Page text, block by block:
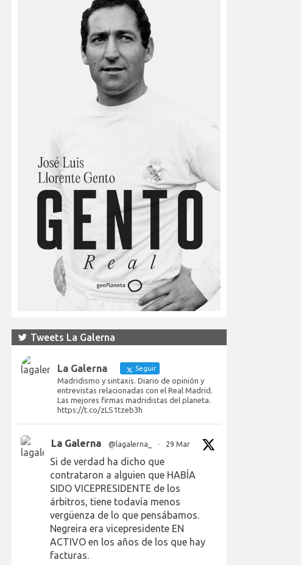
Tweets La Galerna
La Galerna Seguir
Madridismo y sintaxis. Diario de opinión y
entrevistas relacionadas con el Real Madrid.
Las mejores firmas madridistas del planeta.
https://t.co/zLS1tzeb3h
La Galerna @lagalerna_ · 29 Mar
Si de verdad ha dicho que
contrataron a alguien que HABÍA
SIDO VICEPRESIDENTE de los
árbitros, tiene todavía menos
vergüenza de lo que pensábamos.
Negreira era vicepresidente EN
ACTIVO en los años de los que hay
facturas.